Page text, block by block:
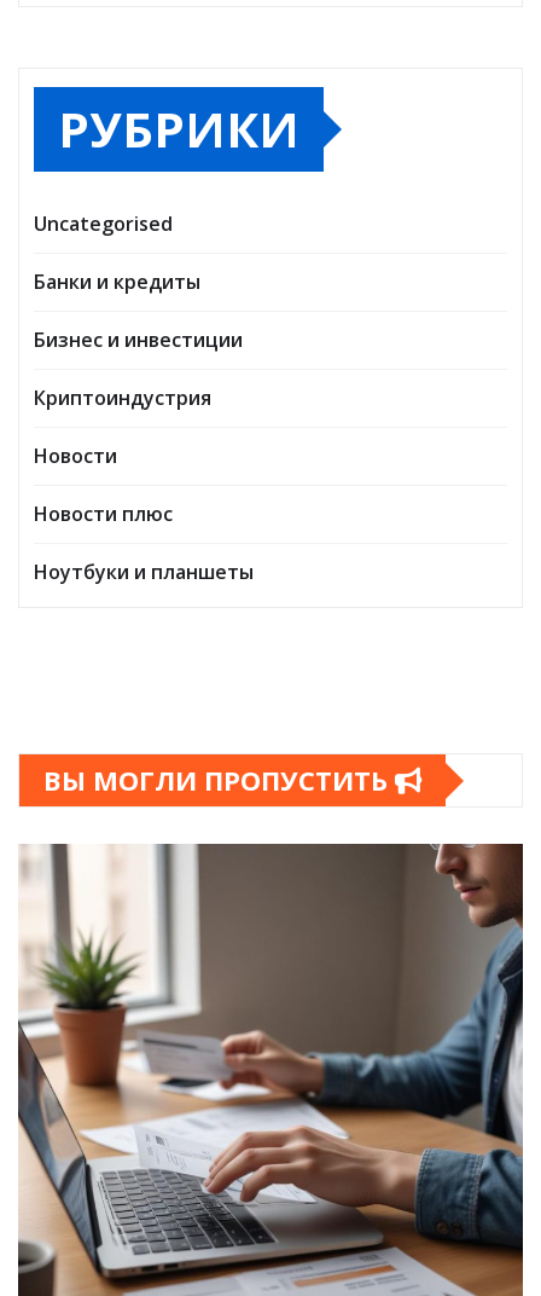
РУБРИКИ
Uncategorised
Банки и кредиты
Бизнес и инвестиции
Криптоиндустрия
Новости
Новости плюс
Ноутбуки и планшеты
ВЫ МОГЛИ ПРОПУСТИТЬ